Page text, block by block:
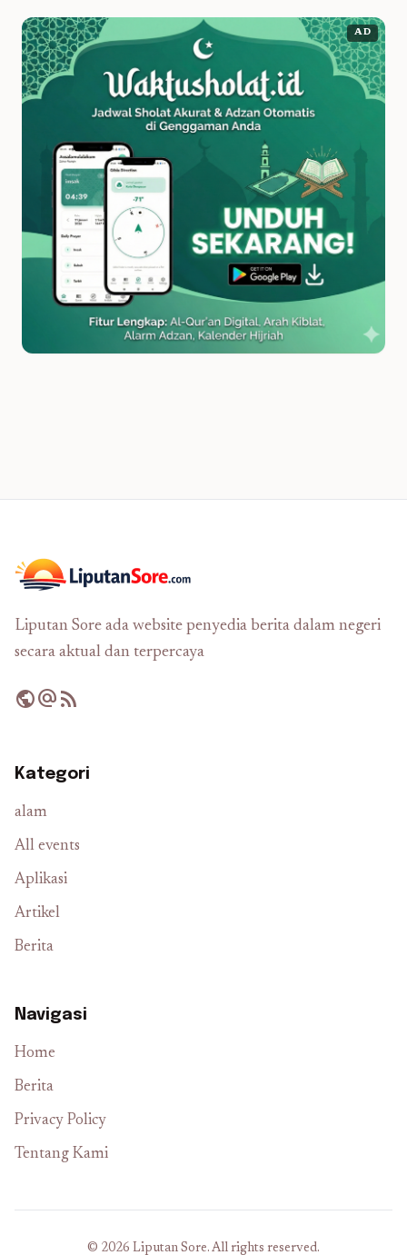
AD
Liputan Sore ada website penyedia berita dalam negeri
secara aktual dan terpercaya
publicalternate_emailrss_feed
Kategori
alam
All events
Aplikasi
Artikel
Berita
Navigasi
Home
Berita
Privacy Policy
Tentang Kami
© 2026 Liputan Sore. All rights reserved.